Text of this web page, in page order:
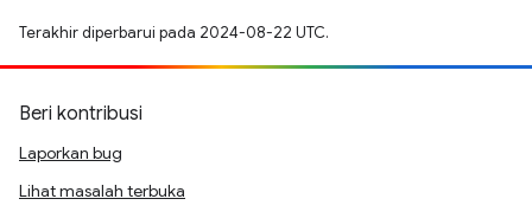
Terakhir diperbarui pada 2024-08-22 UTC.
Beri kontribusi
Laporkan bug
Lihat masalah terbuka